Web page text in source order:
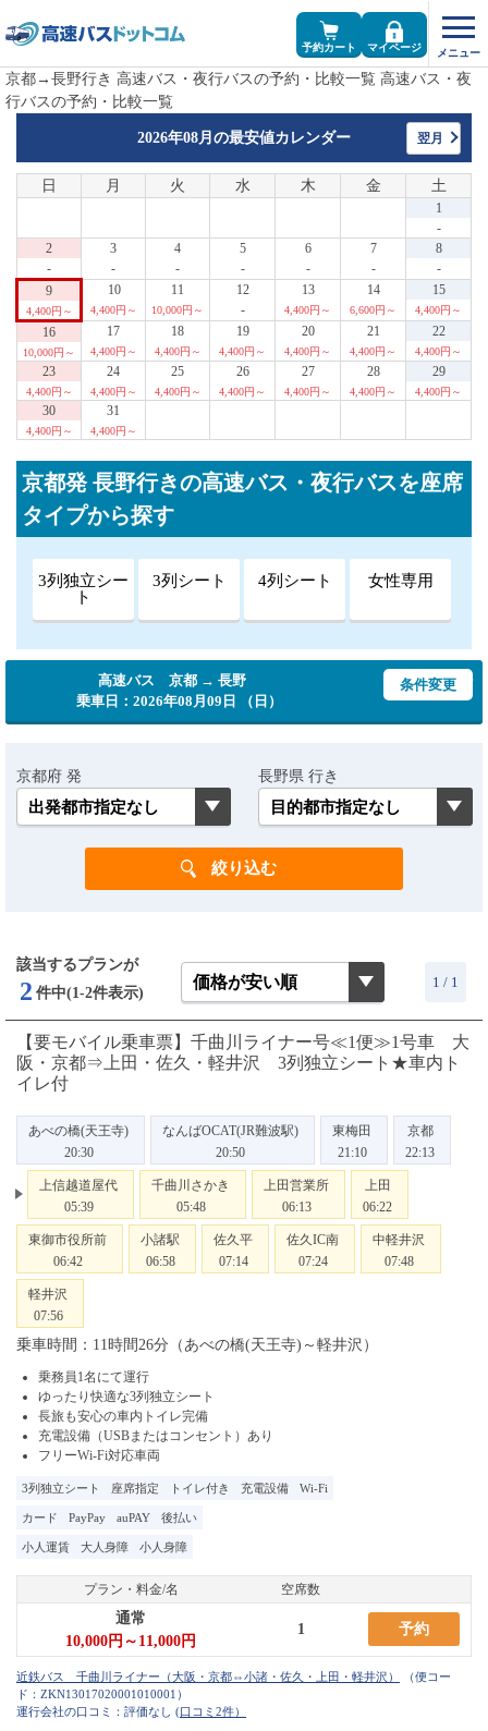
予約カート マイページ
京都→長野行き 高速バス・夜行バスの予約・比較一覧 高速バス・夜
行バスの予約・比較一覧
2026年08月の最安値カレンダー 翌月
日 月 火 水 木 金 土
1
-
2
-
3
-
4
-
5
-
6
-
7
-
8
-
9
4,400円～
10
4,400円～
11
10,000円～
12
-
13
4,400円～
14
6,600円～
15
4,400円～
16
10,000円～
17
4,400円～
18
4,400円～
19
4,400円～
20
4,400円～
21
4,400円～
22
4,400円～
23
4,400円～
24
4,400円～
25
4,400円～
26
4,400円～
27
4,400円～
28
4,400円～
29
4,400円～
30
4,400円～
31
4,400円～
京都発 長野行きの高速バス・夜行バスを座席
タイプから探す
3列独立シー
ト
3列シート 4列シート 女性専用
高速バス 京都 → 長野
乗車日：2026年08月09日 （日）
条件変更
京都府 発 長野県 行き
該当するプランが
2 件中(1-2件表示)
1 / 1
【要モバイル乗車票】千曲川ライナー号≪1便≫1号車 大
阪・京都⇒上田・佐久・軽井沢 3列独立シート★車内ト
イレ付
（便コー
ド： ZKN13017020001010001 ）
運行会社の口コミ：評価なし (口コミ2件）
あべの橋(天王寺)
20:30
なんばOCAT(JR難波駅)
20:50
東梅田
21:10
京都
22:13
上信越道屋代
05:39
千曲川さかき
05:48
上田営業所
06:13
上田
06:22
東御市役所前
06:42
小諸駅
06:58
佐久平
07:14
佐久IC南
07:24
中軽井沢
07:48
軽井沢
07:56
乗車時間：11時間26分（あべの橋(天王寺)～軽井沢）
3列独立シート 座席指定 トイレ付き 充電設備 Wi-Fi
乗務員1名にて運行
ゆったり快適な3列独立シート
長旅も安心の車内トイレ完備
充電設備（USBまたはコンセント）あり
フリーWi-Fi対応車両
カード PayPay auPAY 後払い
小人運賃 大人身障 小人身障
プラン・料金/名 空席数
通常
10,000円～11,000円
1 予約